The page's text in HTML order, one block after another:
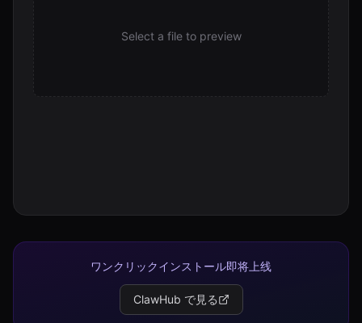
Select a file to preview
ワンクリックインストール即将上线
ClawHub で見る